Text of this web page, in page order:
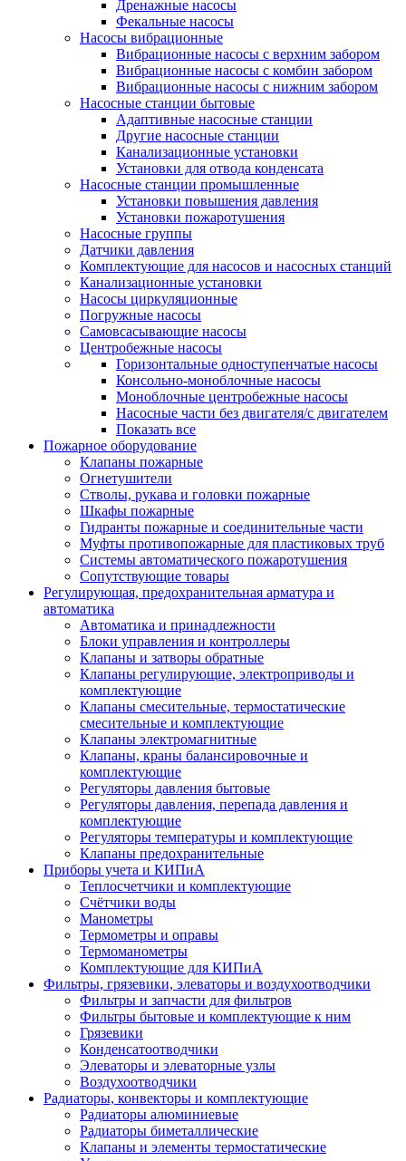
Дренажные насосы
Фекальные насосы
Насосы вибрационные
Вибрационные насосы с верхним забором
Вибрационные насосы с комбин забором
Вибрационные насосы с нижним забором
Насосные станции бытовые
Адаптивные насосные станции
Другие насосные станции
Канализационные установки
Установки для отвода конденсата
Насосные станции промышленные
Установки повышения давления
Установки пожаротушения
Насосные группы
Датчики давления
Комплектующие для насосов и насосных станций
Канализационные установки
Насосы циркуляционные
Погружные насосы
Самовсасывающие насосы
Центробежные насосы
Горизонтальные одноступенчатые насосы
Консольно-моноблочные насосы
Моноблочные центробежные насосы
Насосные части без двигателя/с двигателем
Показать все
Пожарное оборудование
Клапаны пожарные
Огнетушители
Стволы, рукава и головки пожарные
Шкафы пожарные
Гидранты пожарные и соединительные части
Муфты противопожарные для пластиковых труб
Системы автоматического пожаротушения
Сопутствующие товары
Регулирующая, предохранительная арматура и
автоматика
Автоматика и принадлежности
Блоки управления и контроллеры
Клапаны и затворы обратные
Клапаны регулирующие, электроприводы и
комплектующие
Клапаны смесительные, термостатические
смесительные и комплектующие
Клапаны электромагнитные
Клапаны, краны балансировочные и
комплектующие
Регуляторы давления бытовые
Регуляторы давления, перепада давления и
комплектующие
Регуляторы температуры и комплектующие
Клапаны предохранительные
Приборы учета и КИПиА
Теплосчетчики и комплектующие
Счётчики воды
Манометры
Термометры и оправы
Термоманометры
Комплектующие для КИПиА
Фильтры, грязевики, элеваторы и воздухоотводчики
Фильтры и запчасти для фильтров
Фильтры бытовые и комплектующие к ним
Грязевики
Конденсатоотводчики
Элеваторы и элеваторные узлы
Воздухоотводчики
Радиаторы, конвекторы и комплектующие
Радиаторы алюминиевые
Радиаторы биметаллические
Клапаны и элементы термостатические